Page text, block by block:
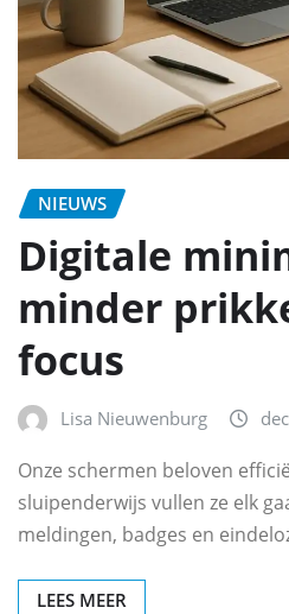
NIEUWS
Digitale
minder
focus
Lisa Nieuwenburg
Onze schermen beloven
sluipenderwijs vullen ze elk
meldingen, badges en
LEES MEER